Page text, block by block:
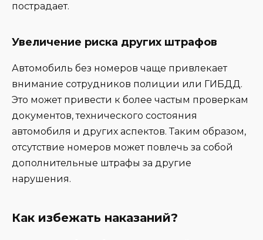
пострадает.
Увеличение риска других штрафов
Автомобиль без номеров чаще привлекает
внимание сотрудников полиции или ГИБДД.
Это может привести к более частым проверкам
документов, технического состояния
автомобиля и других аспектов. Таким образом,
отсутствие номеров может повлечь за собой
дополнительные штрафы за другие
нарушения.
Как избежать наказаний?